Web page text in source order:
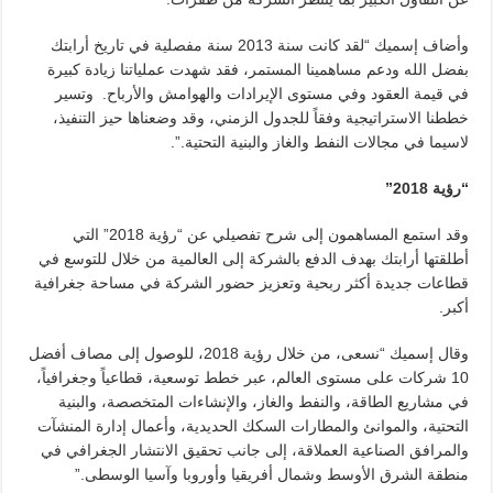
وأضاف إسميك “لقد كانت سنة 2013 سنة مفصلية في تاريخ أرابتك
بفضل الله ودعم مساهمينا المستمر، فقد شهدت عملياتنا زيادة كبيرة
في قيمة العقود وفي مستوى الإيرادات والهوامش والأرباح. وتسير
خططنا الاستراتيجية وفقاً للجدول الزمني، وقد وضعناها حيز التنفيذ،
لاسيما في مجالات النفط والغاز والبنية التحتية.”.
“رؤية 2018”
وقد استمع المساهمون إلى شرح تفصيلي عن “رؤية 2018” التي
أطلقتها أرابتك بهدف الدفع بالشركة إلى العالمية من خلال للتوسع في
قطاعات جديدة أكثر ربحية وتعزيز حضور الشركة في مساحة جغرافية
أكبر.
وقال إسميك “نسعى، من خلال رؤية 2018، للوصول إلى مصاف أفضل
10 شركات على مستوى العالم، عبر خطط توسعية، قطاعياً وجغرافياً،
في مشاريع الطاقة، والنفط والغاز، والإنشاءات المتخصصة، والبنية
التحتية، والموانئ والمطارات السكك الحديدية، وأعمال إدارة المنشآت
والمرافق الصناعية العملاقة، إلى جانب تحقيق الانتشار الجغرافي في
منطقة الشرق الأوسط وشمال أفريقيا وأوروبا وآسيا الوسطى.”